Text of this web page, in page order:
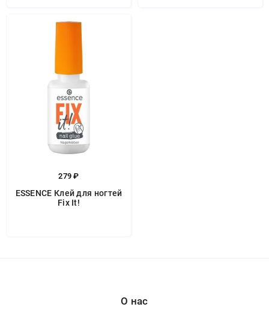
279 ₽
ESSENCE Клей для ногтей
Fix It!
О нас